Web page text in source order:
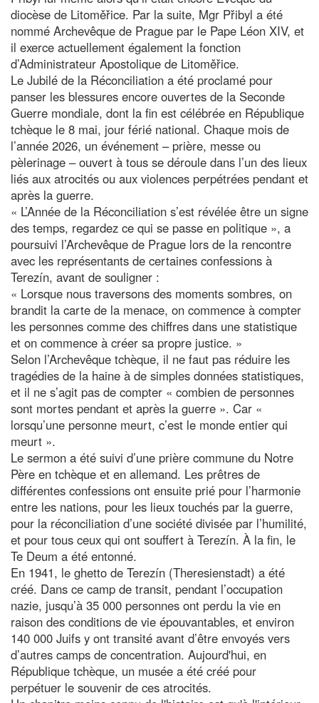
diocèse de Litoměřice. Par la suite, Mgr Přibyl a été
nommé Archevêque de Prague par le Pape Léon XIV, et
il exerce actuellement également la fonction
d’Administrateur Apostolique de Litoměřice.
Le Jubilé de la Réconciliation a été proclamé pour
panser les blessures encore ouvertes de la Seconde
Guerre mondiale, dont la fin est célébrée en République
tchèque le 8 mai, jour férié national. Chaque mois de
l’année 2026, un événement – prière, messe ou
pèlerinage – ouvert à tous se déroule dans l’un des lieux
liés aux atrocités ou aux violences perpétrées pendant et
après la guerre.
« L’Année de la Réconciliation s’est révélée être un signe
des temps, regardez ce qui se passe en politique », a
poursuivi l’Archevêque de Prague lors de la rencontre
avec les représentants de certaines confessions à
Terezín, avant de souligner :
« Lorsque nous traversons des moments sombres, on
brandit la carte de la menace, on commence à compter
les personnes comme des chiffres dans une statistique
et on commence à créer sa propre justice. »
Selon l’Archevêque tchèque, il ne faut pas réduire les
tragédies de la haine à de simples données statistiques,
et il ne s’agit pas de compter « combien de personnes
sont mortes pendant et après la guerre ». Car «
lorsqu’une personne meurt, c’est le monde entier qui
meurt ».
Le sermon a été suivi d’une prière commune du Notre
Père en tchèque et en allemand. Les prêtres de
différentes confessions ont ensuite prié pour l’harmonie
entre les nations, pour les lieux touchés par la guerre,
pour la réconciliation d’une société divisée par l’humilité,
et pour tous ceux qui ont souffert à Terezín. À la fin, le
Te Deum a été entonné.
En 1941, le ghetto de Terezín (Theresienstadt) a été
créé. Dans ce camp de transit, pendant l’occupation
nazie, jusqu’à 35 000 personnes ont perdu la vie en
raison des conditions de vie épouvantables, et environ
140 000 Juifs y ont transité avant d’être envoyés vers
d’autres camps de concentration. Aujourd'hui, en
République tchèque, un musée a été créé pour
perpétuer le souvenir de ces atrocités.